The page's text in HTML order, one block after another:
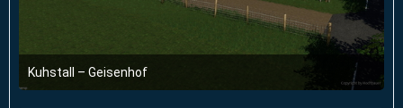
Kuhstall – Geisenhof
3. Juli 2019 um 18:00